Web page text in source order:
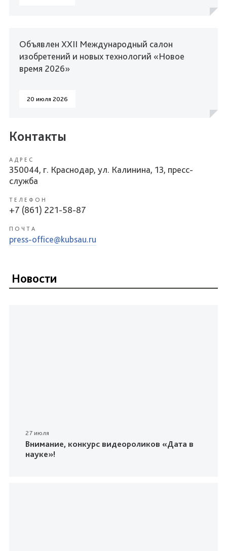
Объявлен XXII Международный салон
изобретений и новых технологий «Новое
время 2026»
20 июля 2026
Контакты
АДРЕС
350044, г. Краснодар, ул. Калинина, 13, пресс-
служба
ТЕЛЕФОН
+7 (861) 221-58-87
ПОЧТА
press-office@kubsau.ru
Новости
27 июля
Внимание, конкурс видеороликов «Дата в
науке»!